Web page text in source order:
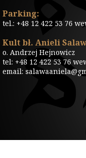
Parking:
tel.: +48 12 422 53 76
Kult bł. Anieli
o. Andrzej Hejnowicz
tel: +48 12 422 53 76
email: